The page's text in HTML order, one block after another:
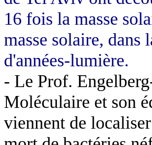
16 fois la masse
masse solaire,
d'années-lumière.
- Le Prof.
Moléculaire et son
viennent de